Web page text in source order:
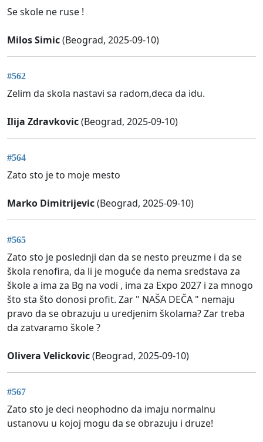
Se skole ne ruse !
Milos Simic(Beograd, 2025-09-10)
#562
Zelim da skola nastavi sa radom,deca da idu.
Ilija Zdravkovic(Beograd, 2025-09-10)
#564
Zato sto je to moje mesto
Marko Dimitrijevic(Beograd, 2025-09-10)
#565
Zato sto je poslednji dan da se nesto preuzme i da se
škola renofira, da li je moguće da nema sredstava za
škole a ima za Bg na vodi , ima za Expo 2027 i za mnogo
što sta što donosi profit. Zar " NAŠA DEČA " nemaju
pravo da se obrazuju u uredjenim školama? Zar treba
da zatvaramo škole ?
Olivera Velickovic(Beograd, 2025-09-10)
#567
Zato sto je deci neophodno da imaju normalnu
ustanovu u kojoj mogu da se obrazuju i druze!